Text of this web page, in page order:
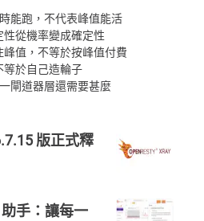
能跑，不代表峰值能活
性從機率變成確定性
峰值，不等於按峰值付費
等於自己造輪子
閘道器層還需要甚麼
版正式釋
助手：讓每一